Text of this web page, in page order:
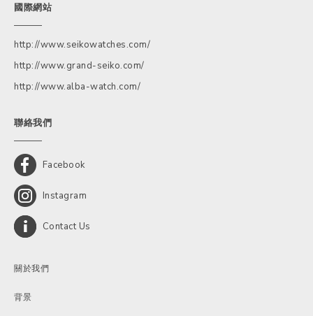
國際網站
http://www.seikowatches.com/
http://www.grand-seiko.com/
http://www.alba-watch.com/
聯絡我們
Facebook
Instagram
Contact Us
關於我們
背景